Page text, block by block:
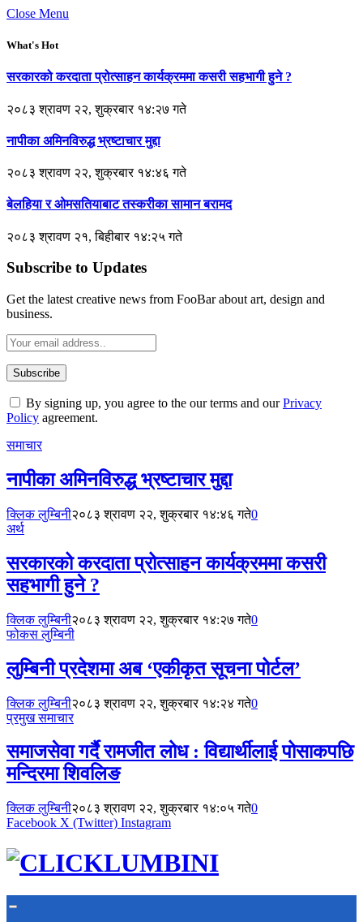
Close Menu
What's Hot
सरकारको करदाता प्रोत्साहन कार्यक्रममा कसरी सहभागी हुने ?
२०८३ श्रावण २२, शुक्रबार १४:२७ गते
नापीका अमिनविरुद्ध भ्रष्टाचार मुद्दा
२०८३ श्रावण २२, शुक्रबार १४:४६ गते
बेलहिया र ओमसतियाबाट तस्करीका सामान बरामद
२०८३ श्रावण २१, बिहीबार १४:२५ गते
Subscribe to Updates
Get the latest creative news from FooBar about art, design and
business.
By signing up, you agree to the our terms and ourPrivacy
Policy agreement.
समाचार
नापीका अमिनविरुद्ध भ्रष्टाचार मुद्दा
क्लिक लुम्बिनी२०८३ श्रावण २२, शुक्रबार १४:४६ गते0
अर्थ
सरकारको करदाता प्रोत्साहन कार्यक्रममा कसरी
सहभागी हुने ?
क्लिक लुम्बिनी२०८३ श्रावण २२, शुक्रबार १४:२७ गते0
फोकस लुम्बिनी
लुम्बिनी प्रदेशमा अब ‘एकीकृत सूचना पोर्टल’
क्लिक लुम्बिनी२०८३ श्रावण २२, शुक्रबार १४:२४ गते0
प्रमुख समाचार
समाजसेवा गर्दै रामजीत लोध : विद्यार्थीलाई पोसाकपछि
मन्दिरमा शिवलिङ
क्लिक लुम्बिनी२०८३ श्रावण २२, शुक्रबार १४:०५ गते0
Facebook X (Twitter) Instagram